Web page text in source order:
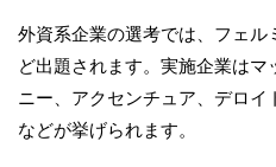
外資系企業の選考では、フェ
ど出題されます。実施企業は
ニー、アクセンチュア、デロ
などが挙げられます。